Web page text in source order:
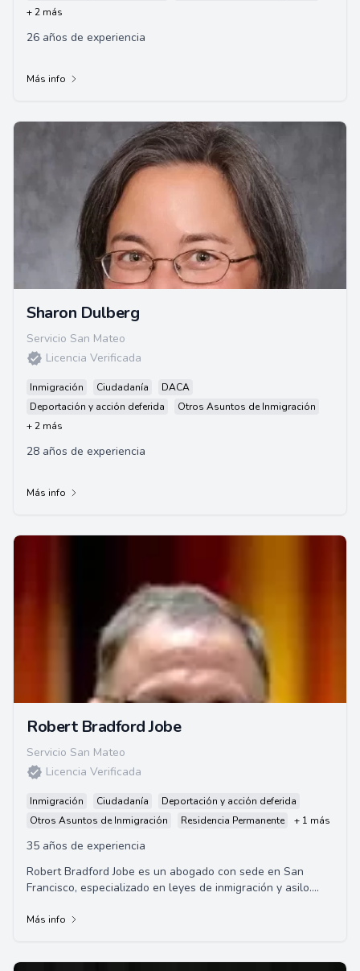
+ 2 más
26 años de experiencia
Más info
Sharon Dulberg
Servicio San Mateo
Licencia Verificada
Inmigración Ciudadanía
DACA
Deportación y acción deferida
Otros Asuntos de Inmigración
+ 2 más
28 años de experiencia
Más info
Robert Bradford Jobe
Servicio San Mateo
Licencia Verificada
Inmigración Ciudadanía
Deportación y acción deferida
Otros Asuntos de Inmigración
Residencia Permanente + 1 más
35 años de experiencia
Robert Bradford Jobe es un abogado con sede en San
Francisco, especializado en leyes de inmigración y asilo.
Más info